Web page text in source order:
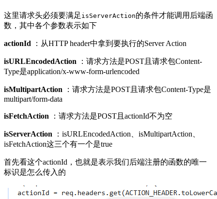
这里请求头必须要满足 isServerAction的条件才能调用后端函
数，其中各个参数表示如下
actionId ：从HTTP header中拿到要执行的Server Action
isURLEncodedAction ：请求方法是POST且请求包Content-
Type是application/x-www-form-urlencoded
isMultipartAction ：请求方法是POST且请求包Content-Type是
multipart/form-data
isFetchAction ：请求方法是POST且actionId不为空
isServerAction ：isURLEncodedAction、isMultipartAction、
isFetchAction这三个有一个是true
首先看这个actionId，也就是表示我们后端注册的函数的唯一
标识是怎么传入的